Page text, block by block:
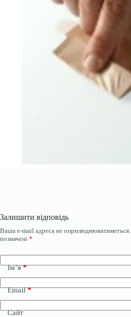
Залишити відповідь
Ваша e-mail адреса не оприлюднюватиметься.
позначені *
Ім’я*
Email*
Сайт